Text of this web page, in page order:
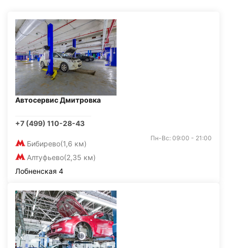
Автосервис Дмитровка
+7 (499) 110-28-43
Бибирево(1,6 км)
Алтуфьево(2,35 км)
Пн-Вс: 09:00 - 21:00
Лобненская 4